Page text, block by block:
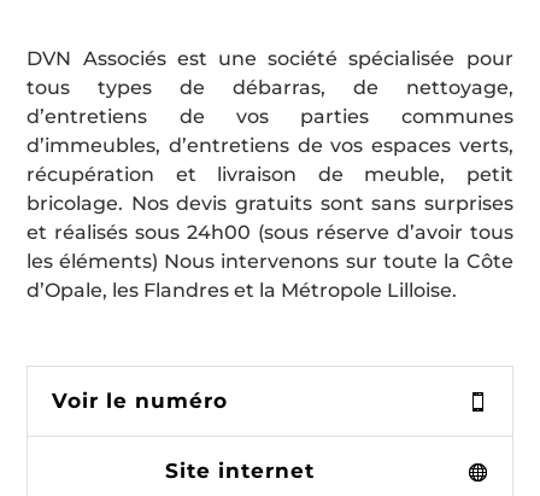
DVN Associés est une société spécialisée pour
tous types de débarras, de nettoyage,
d’entretiens de vos parties communes
d’immeubles, d’entretiens de vos espaces verts,
récupération et livraison de meuble, petit
bricolage. Nos devis gratuits sont sans surprises
et réalisés sous 24h00 (sous réserve d’avoir tous
les éléments) Nous intervenons sur toute la Côte
d’Opale, les Flandres et la Métropole Lilloise.
Voir le numéro
Site internet